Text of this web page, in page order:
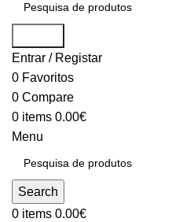
Entrar / Registar
0 Favoritos
0 Compare
0 items 0.00€
Menu
Search
0 items 0.00€